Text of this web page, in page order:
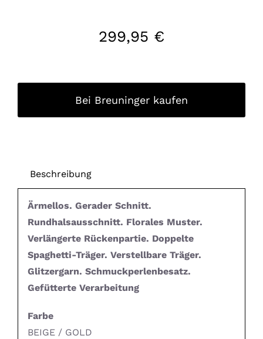
299,95 €
Bei Breuninger kaufen
Beschreibung
Ärmellos. Gerader Schnitt.
Rundhalsausschnitt. Florales Muster.
Verlängerte Rückenpartie. Doppelte
Spaghetti-Träger. Verstellbare Träger.
Glitzergarn. Schmuckperlenbesatz.
Gefütterte Verarbeitung
Farbe
BEIGE / GOLD